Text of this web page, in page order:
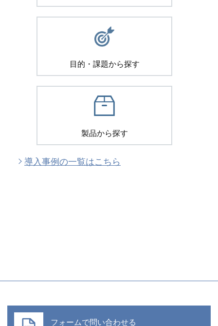
目的・課題から探す
製品から探す
導入事例の一覧はこちら
フォームで問い合わせる